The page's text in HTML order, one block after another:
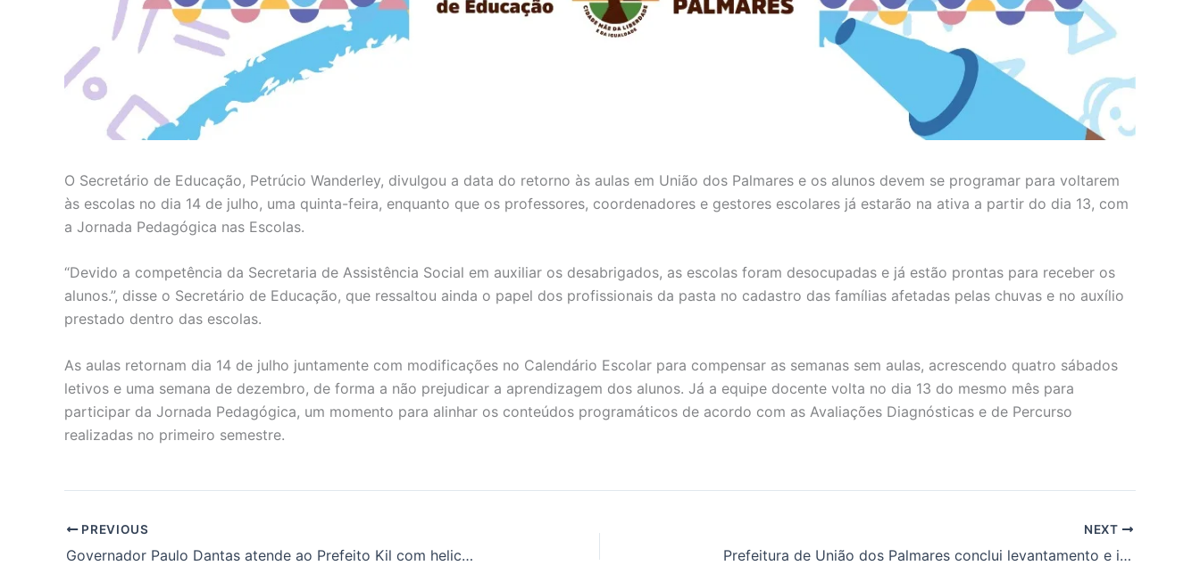
O Secretário de Educação, Petrúcio Wanderley, divulgou a data do retorno às aulas em União dos Palmares e os alunos devem se programar para voltarem
às escolas no dia 14 de julho, uma quinta-feira, enquanto que os professores, coordenadores e gestores escolares já estarão na ativa a partir do dia 13, com
a Jornada Pedagógica nas Escolas.
“Devido a competência da Secretaria de Assistência Social em auxiliar os desabrigados, as escolas foram desocupadas e já estão prontas para receber os
alunos.”, disse o Secretário de Educação, que ressaltou ainda o papel dos profissionais da pasta no cadastro das famílias afetadas pelas chuvas e no auxílio
prestado dentro das escolas.
As aulas retornam dia 14 de julho juntamente com modificações no Calendário Escolar para compensar as semanas sem aulas, acrescendo quatro sábados
letivos e uma semana de dezembro, de forma a não prejudicar a aprendizagem dos alunos. Já a equipe docente volta no dia 13 do mesmo mês para
participar da Jornada Pedagógica, um momento para alinhar os conteúdos programáticos de acordo com as Avaliações Diagnósticas e de Percurso
realizadas no primeiro semestre.
PREVIOUS
Governador Paulo Dantas atende ao Prefeito Kil com helicóptero para prestar socorro a paciente grávida
NEXT
Prefeitura de União dos Palmares conclui levantamento e inicia cadastro das famílias no Auxílio Chuvas